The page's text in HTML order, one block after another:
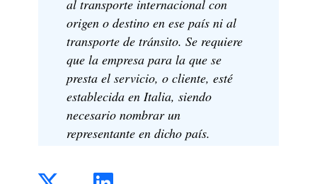
al transporte internacional con
origen o destino en ese país ni al
transporte de tránsito. Se requiere
que la empresa para la que se
presta el servicio, o cliente, esté
establecida en Italia, siendo
necesario nombrar un
representante en dicho país.